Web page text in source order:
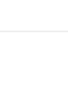
Satpol PP